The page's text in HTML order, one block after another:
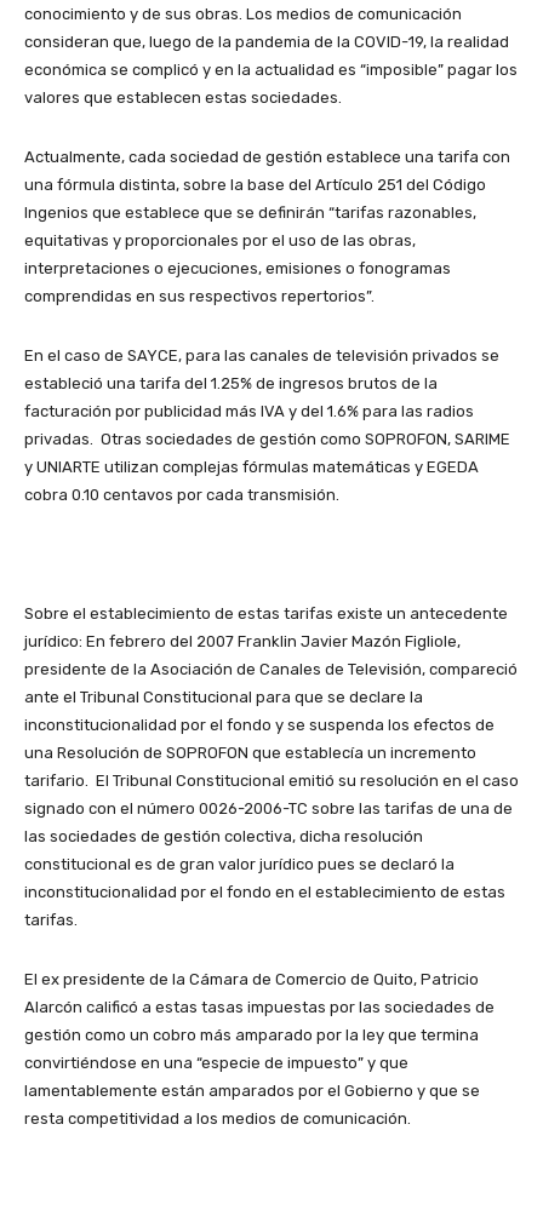
conocimiento y de sus obras. Los medios de comunicación
consideran que, luego de la pandemia de la COVID-19, la realidad
económica se complicó y en la actualidad es “imposible” pagar los
valores que establecen estas sociedades.
Actualmente, cada sociedad de gestión establece una tarifa con
una fórmula distinta, sobre la base del Artículo 251 del Código
Ingenios que establece que se definirán “tarifas razonables,
equitativas y proporcionales por el uso de las obras,
interpretaciones o ejecuciones, emisiones o fonogramas
comprendidas en sus respectivos repertorios”.
En el caso de SAYCE, para las canales de televisión privados se
estableció una tarifa del 1.25% de ingresos brutos de la
facturación por publicidad más IVA y del 1.6% para las radios
privadas. Otras sociedades de gestión como SOPROFON, SARIME
y UNIARTE utilizan complejas fórmulas matemáticas y EGEDA
cobra 0.10 centavos por cada transmisión.
Sobre el establecimiento de estas tarifas existe un antecedente
jurídico: En febrero del 2007 Franklin Javier Mazón Figliole,
presidente de la Asociación de Canales de Televisión, compareció
ante el Tribunal Constitucional para que se declare la
inconstitucionalidad por el fondo y se suspenda los efectos de
una Resolución de SOPROFON que establecía un incremento
tarifario. El Tribunal Constitucional emitió su resolución en el caso
signado con el número 0026-2006-TC sobre las tarifas de una de
las sociedades de gestión colectiva, dicha resolución
constitucional es de gran valor jurídico pues se declaró la
inconstitucionalidad por el fondo en el establecimiento de estas
tarifas.
El ex presidente de la Cámara de Comercio de Quito, Patricio
Alarcón calificó a estas tasas impuestas por las sociedades de
gestión como un cobro más amparado por la ley que termina
convirtiéndose en una “especie de impuesto” y que
lamentablemente están amparados por el Gobierno y que se
resta competitividad a los medios de comunicación.